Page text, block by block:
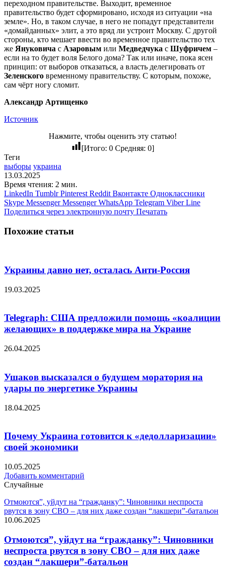
переходном правительстве. Выходит, временное
правительство будет сформировано, исходя из ситуации «на
земле». Но, в таком случае, в него не попадут представители
«домайданных» элит, а это вряд ли устроит Москву. С другой
стороны, кто мешает ввести во временное правительство тех
же Януковича с Азаровым или Медведчука с Шуфричем –
если на то будет воля Белого дома? Так или иначе, пока ясен
принцип: от выборов отказаться, а власть делегировать от
Зеленского временному правительству. С которым, похоже,
сам чёрт ногу сломит.
Александр Артищенко
Источник
Нажмите, чтобы оценить эту статью!
[Итого: 0Средняя: 0]
Теги
выборы украина
13.03.2025
Время чтения: 2 мин.
LinkedIn Tumblr Pinterest Reddit Вконтакте Одноклассники
Skype Messenger Messenger WhatsApp Telegram Viber Line
Поделиться через электронную почту Печатать
Похожие статьи
Украины давно нет, осталась Анти-Россия
19.03.2025
Telegraph: США предложили помощь «коалиции
желающих» в поддержке мира на Украине
26.04.2025
Ушаков высказался о будущем моратория на
удары по энергетике Украины
18.04.2025
Почему Украина готовится к «дедолларизации»
своей экономики
10.05.2025
Добавить комментарий
Случайные
Отмоются”, уйдут на “гражданку”: Чиновники неспроста
рвутся в зону СВО – для них даже создан “лакшери”-батальон
10.06.2025
Отмоются”, уйдут на “гражданку”: Чиновники
неспроста рвутся в зону СВО – для них даже
создан “лакшери”-батальон